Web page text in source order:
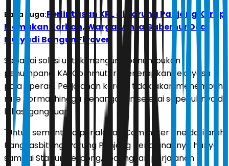
Baca Juga:Perlintasan KRL di Parung Panjang Kerap
Memakan Korban, Warga Minta Gubernur Dedi
Mulyadi Bangun Flyover
Sebagai solusi untuk mengurai penumpukan
penumpang, KAI Commuter menerapkan rekayasa
pola operasi. Perjalanan kereta tidak akan menempuh
rute normal hingga penanganan selesai sepenuhnya di
lokasi gangguan.
"Untuk sementara perjalanan Commuter Line dari arah
Rangkasbitung/Parung Panjang perjalanannya hanya
sampai Stasiun Serpong, sedangkan perjalanan